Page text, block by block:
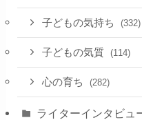
子どもの気持ち (332)
子どもの気質 (114)
心の育ち (282)
ライターインタビュ